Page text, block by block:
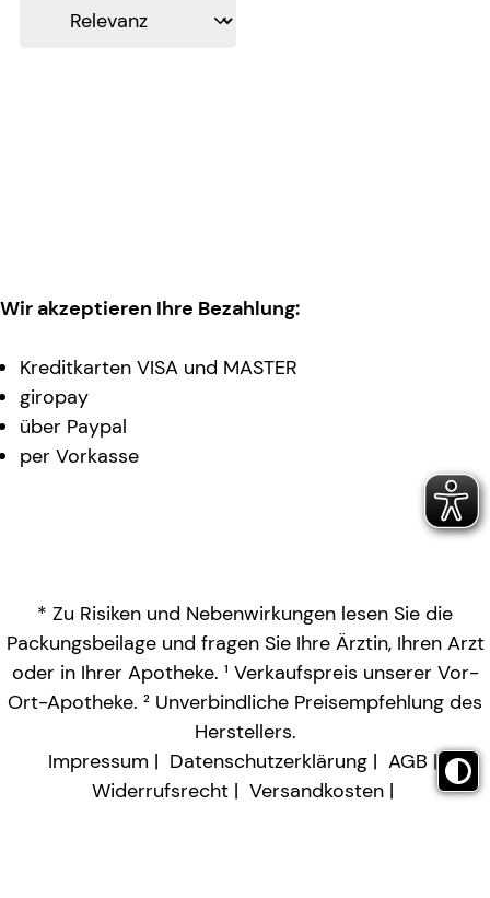
Wir akzeptieren Ihre Bezahlung:
Kreditkarten VISA und MASTER
giropay
über Paypal
per Vorkasse
* Zu Risiken und Nebenwirkungen lesen Sie die
Packungsbeilage und fragen Sie Ihre Ärztin, Ihren Arzt
oder in Ihrer Apotheke. ¹ Verkaufspreis unserer Vor-
Ort-Apotheke. ² Unverbindliche Preisempfehlung des
Herstellers.
Impressum
Datenschutzerklärung
AGB
Widerrufsrecht
Versandkosten